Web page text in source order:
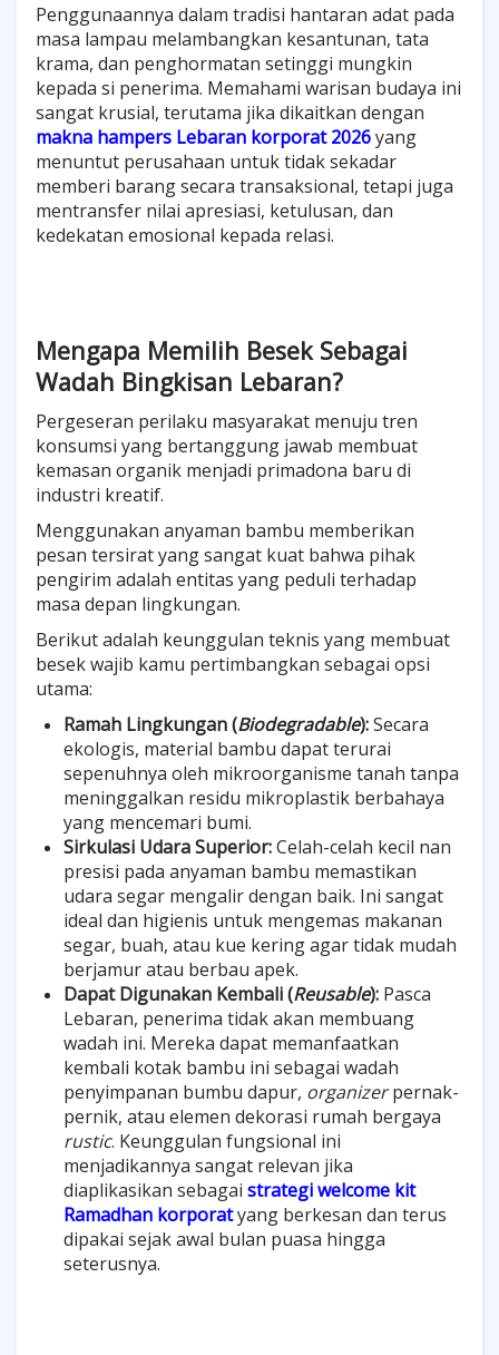
Penggunaannya dalam tradisi hantaran adat pada
masa lampau melambangkan kesantunan, tata
krama, dan penghormatan setinggi mungkin
kepada si penerima. Memahami warisan budaya ini
sangat krusial, terutama jika dikaitkan dengan
makna hampers Lebaran korporat 2026yang
menuntut perusahaan untuk tidak sekadar
memberi barang secara transaksional, tetapi juga
mentransfer nilai apresiasi, ketulusan, dan
kedekatan emosional kepada relasi.
Mengapa Memilih Besek Sebagai
Wadah Bingkisan Lebaran?
Pergeseran perilaku masyarakat menuju tren
konsumsi yang bertanggung jawab membuat
kemasan organik menjadi primadona baru di
industri kreatif.
Menggunakan anyaman bambu memberikan
pesan tersirat yang sangat kuat bahwa pihak
pengirim adalah entitas yang peduli terhadap
masa depan lingkungan.
Berikut adalah keunggulan teknis yang membuat
besek wajib kamu pertimbangkan sebagai opsi
utama:
Ramah Lingkungan (Biodegradable):Secara
ekologis, material bambu dapat terurai
sepenuhnya oleh mikroorganisme tanah tanpa
meninggalkan residu mikroplastik berbahaya
yang mencemari bumi.
Sirkulasi Udara Superior:Celah-celah kecil nan
presisi pada anyaman bambu memastikan
udara segar mengalir dengan baik. Ini sangat
ideal dan higienis untuk mengemas makanan
segar, buah, atau kue kering agar tidak mudah
berjamur atau berbau apek.
Dapat Digunakan Kembali (Reusable): Pasca
Lebaran, penerima tidak akan membuang
wadah ini. Mereka dapat memanfaatkan
kembali kotak bambu ini sebagai wadah
penyimpanan bumbu dapur, organizerpernak-
pernik, atau elemen dekorasi rumah bergaya
rustic. Keunggulan fungsional ini
menjadikannya sangat relevan jika
diaplikasikan sebagai strategi welcome kit
Ramadhan korporatyang berkesan dan terus
dipakai sejak awal bulan puasa hingga
seterusnya.